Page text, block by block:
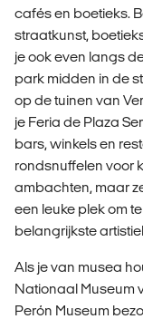
cafés en boetieks.
straatkunst,
je ook even langs
park midden in de
op de tuinen van
je Feria de Plaza
bars, winkels en
rondsnuffelen voor
ambachten, maar
een leuke plek om
belangrijkste
Als je van musea
Nationaal Museum
Perón Museum